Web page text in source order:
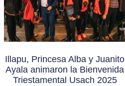
Illapu, Princesa Alba y Juanito
Ayala animaron la Bienvenida
Triestamental Usach 2025